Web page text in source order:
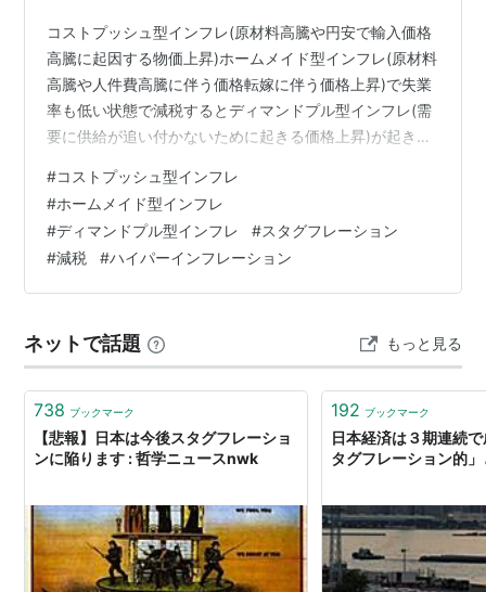
コストプッシュ型インフレ(原材料高騰や円安で輸入価格
高騰に起因する物価上昇)ホームメイド型インフレ(原材料
高騰や人件費高騰に伴う価格転嫁に伴う価格上昇)で失業
率も低い状態で減税するとディマンドプル型インフレ(需
要に供給が追い付かないために起きる価格上昇)が起きて
る状態)で景気後退や税収減の原因と成ります。 何時まで
デフレの中に居ると思っているんだ⁉️ 物価上昇と失業率
改善が起こり名目賃金や実質賃金は､平均値を出すので失
業率改善すると一次的に下がる就労者増加で需要も増え
ますが此処に減税を行うと需要増加しても供給が追い付
#コストプッシュ型インフレ
#ホームメイド型インフレ
#ディマンドプル型インフレ #スタグフレーション
#減税 #ハイパーインフレーション
ネットで話題 もっと見る
738 ブックマーク
【悲報】日本は今後スタグフレーショ
ンに陥ります : 哲学ニュースnwk
192 ブックマーク
日本経済は３期連続
タグフレーション的